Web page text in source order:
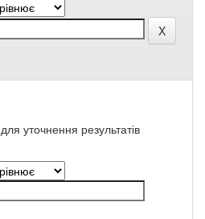
уточнення результатів